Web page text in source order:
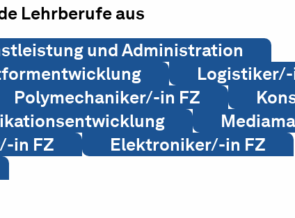
Lehrberufe aus
und Administration
Logistiker/-
Polymechaniker/-in FZ
in FZ
Elektroniker/-in FZ